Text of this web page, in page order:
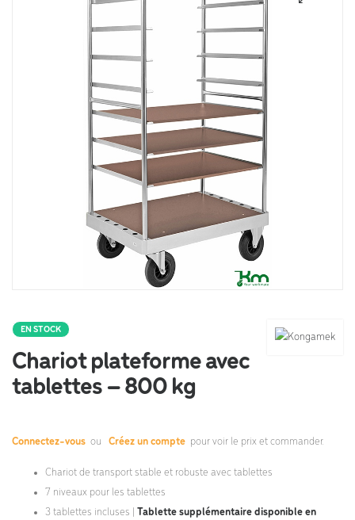
EN STOCK
Chariot plateforme avec
tablettes – 800 kg
Connectez-vous ou Créez un compte pour voir le prix et commander.
Chariot de transport stable et robuste avec tablettes
7 niveaux pour les tablettes
3 tablettes incluses | Tablette supplémentaire disponible en